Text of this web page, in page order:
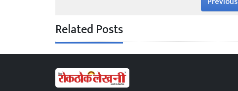
Related Posts